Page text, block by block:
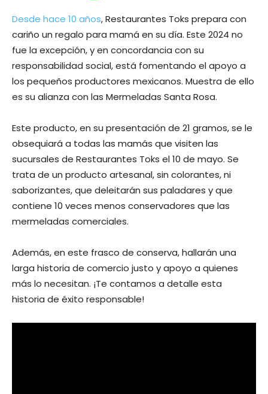
Desde hace 10 años, Restaurantes Toks prepara con
cariño un regalo para mamá en su día. Este 2024 no
fue la excepción, y en concordancia con su
responsabilidad social, está fomentando el apoyo a
los pequeños productores mexicanos. Muestra de ello
es su alianza con las Mermeladas Santa Rosa.
Este producto, en su presentación de 21 gramos, se le
obsequiará a todas las mamás que visiten las
sucursales de Restaurantes Toks el 10 de mayo. Se
trata de un producto artesanal, sin colorantes, ni
saborizantes, que deleitarán sus paladares y que
contiene 10 veces menos conservadores que las
mermeladas comerciales.
Además, en este frasco de conserva, hallarán una
larga historia de comercio justo y apoyo a quienes
más lo necesitan. ¡Te contamos a detalle esta
historia de éxito responsable!